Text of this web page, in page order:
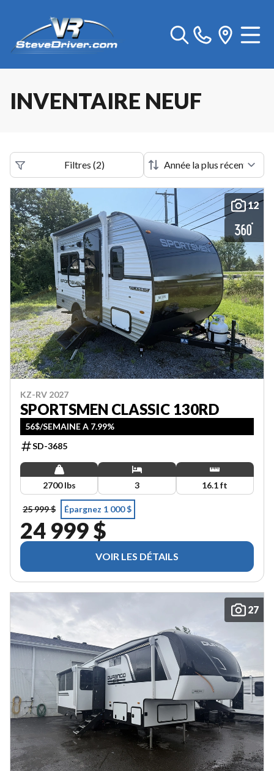
INVENTAIRE NEUF
Filtres (2)
12
KZ-RV 2027
SPORTSMEN CLASSIC 130RD
56$/SEMAINE A 7.99%
SD-3685
2700 lbs 3 16.1 ft
25 999 $ Épargnez 1 000 $
24 999 $
VOIR LES DÉTAILS
27